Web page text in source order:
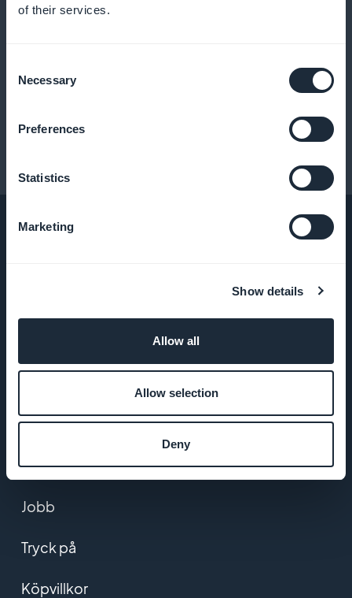
of their services.
Selection
Necessary
Preferences
Statistics
Marketing
Show details
Allow all
Allow selection
Deny
Om oss
Fantastiskt stöd
DNA
Startup Studio
Jobb
Tryck på
Köpvillkor